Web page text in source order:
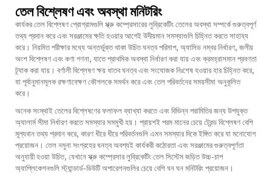
তেল বিশ্লেষণ এবং অবস্থা মনিটরিং
কার্যকর তেল বিশ্লেষণ প্রোগ্রামগুলি স্ক্রু কম্প্রেসারের লুব্রিকেটিং তেলের অবস্থা সম্পর্কে গুরুত্বপূর্ণ
তথ্য প্রদান করে এবং সরঞ্জামের ক্ষতি হওয়ার আগেই উদীয়মান সমস্যাগুলি চিহ্নিত করতে সাহায্য
করে। নিয়মিত পরীক্ষার মধ্যে অন্তর্ভুক্ত থাকা উচিত ঘনত্ব পরিমাপ, অ্যাসিড নম্বর নির্ধারণ, জলীয়
অংশ বিশ্লেষণ এবং কণা গণনা, যাতে প্রাথমিক অবস্থা নির্ধারণ করা যায় এবং ক্রমহ্রাসমান প্রবণতা
ট্র্যাক করা যায়। বর্ণালী বিশ্লেষণ ক্ষয় ধাতব ঘনত্ব এবং সংযোজক নিঃশেষ হওয়ার হার চিহ্নিত করে,
যা পূর্বানুমানমূলক রক্ষণাবেক্ষণ কৌশলকে সমর্থন করে এবং তেল পরিবর্তনের সময়সীমা অনুকূলিত
করে।
অনেক সংস্থাই তেলের বিশ্লেষণের ফলাফল ব্যাখ্যা করতে এবং বিভিন্ন পরামিতির জন্য উপযুক্ত
অ্যালার্ম সীমা নির্ধারণ করতে সমস্যার সমমুখী হয়। প্রায়শই পরম মানের চেয়ে ট্রেন্ড বিশ্লেষণ বেশি
মূল্যবান তথ্য প্রদান করে, কারণ ধীরে ধীরে পরিবর্তনগুলি এমন সমস্যার দিকে ইঙ্গিত করে যা মনোযোগ
প্রয়োজন। তেল নমুনা সংগ্রহের ঘনত্ব অবশ্যই কার্যকরী কঠোরতা এবং সরঞ্জামের গুরুত্বপূর্ণতা
অনুযায়ী হওয়া উচিত, যেখানে স্ক্রু কম্প্রেসার লুব্রিকেটিং তেল সিস্টেম জড়িত উচ্চ-চাপ
অ্যাপ্লিকেশনগুলি স্ট্যান্ডার্ড-ডিউটি অপারেশনগুলির চেয়ে বেশি ঘন ঘন মনিটরিং প্রয়োজন।